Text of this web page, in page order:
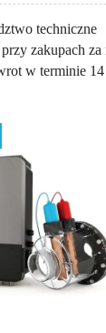
techniczne
zakupach za
w terminie